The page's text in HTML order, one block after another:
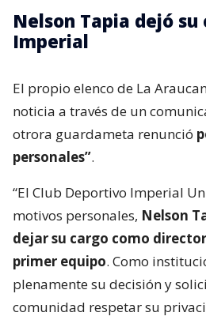
Nelson Tapia dejó su
Imperial
El propio elenco de La
noticia a través de un
otrora guardameta renunció
personales”.
“El Club Deportivo Imperial
motivos personales, Nelson
dejar su cargo como
primer equipo. Como
plenamente su decisión y
comunidad respetar su